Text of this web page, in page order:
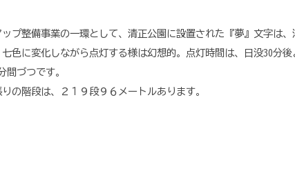
プ整備事業の一環として、清正公園に設置された『夢』文字は
色に変化しながら点灯する様は幻想的。点灯時間は、日没30分後
間づつです。
の階段は、２１９段９６メートルあります。